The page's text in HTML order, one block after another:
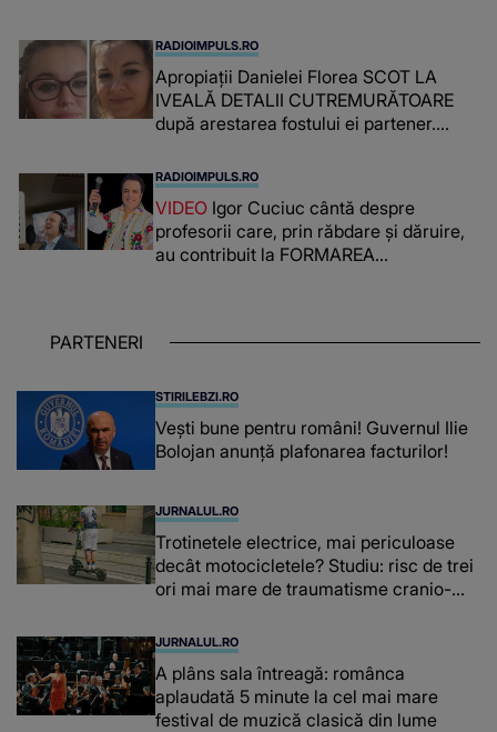
RADIOIMPULS.RO
Apropiații Danielei Florea SCOT LA
IVEALĂ DETALII CUTREMURĂTOARE
după arestarea fostului ei partener.
românca ucisă în Italia și ascunsă în
lada unui pat: " Îmi pare rău că nu am
reușit să fac mai mult pentru ea și..."
RADIOIMPULS.RO
VIDEO Igor Cuciuc cântă despre
profesorii care, prin răbdare și dăruire,
au contribuit la FORMAREA
chiar și după trecerea anilor: "De
PARTENERI
STIRILEBZI.RO
Vești bune pentru români! Guvernul Ilie
Bolojan anunță plafonarea facturilor!
JURNALUL.RO
Trotinetele electrice, mai periculoase
decât motocicletele? Studiu: risc de trei
ori mai mare de traumatisme cranio-
JURNALUL.RO
A plâns sala întreagă: românca
aplaudată 5 minute la cel mai mare
festival de muzică clasică din lume